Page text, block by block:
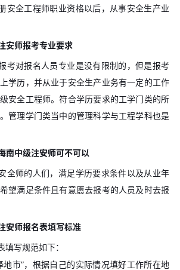
安全工程师职业资格以后，从事安全生产业
安师报考专业要求
考对报名人员专业是没有限制的，但是报考
学历，并从业于安全生产业务有一定的工作
安全工程师。符合学历要求的工学门类的所
管理学门类当中的管理科学与工程学科也是
南中级注安师可不可以
全师的人们，满足学历要求条件以及从业年
望满足条件且有意愿去报考的人员及时去报
安师报名表填写标准
填写规范如下：
地市”，根据自己的实际情况填好工作所在地